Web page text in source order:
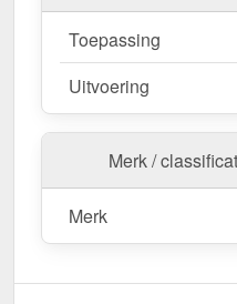
Toepassing
Uitvoering
Merk /
Merk